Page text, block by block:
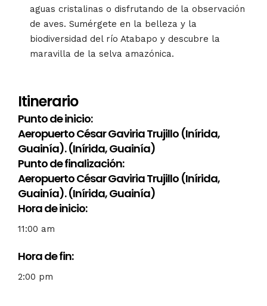
aguas cristalinas o disfrutando de la observación
de aves. Sumérgete en la belleza y la
biodiversidad del río Atabapo y descubre la
maravilla de la selva amazónica.
Itinerario
Punto de inicio:
Aeropuerto César Gaviria Trujillo (Inírida,
Guainía). (Inírida, Guainía)
Punto de finalización:
Aeropuerto César Gaviria Trujillo (Inírida,
Guainía). (Inírida, Guainía)
Hora de inicio:
11:00 am
Hora de fin:
2:00 pm